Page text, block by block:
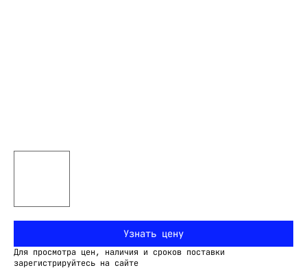
Узнать цену
Для просмотра цен, наличия и сроков поставки
зарегистрируйтесь на сайте